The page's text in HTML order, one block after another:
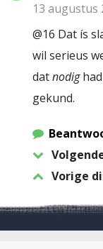
13 augustus
@16 Dat ís
wil serieus
datnodighad
gekund.
Vorige